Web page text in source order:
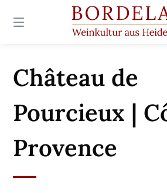
zum
Château de
Pourcieux |
Provence